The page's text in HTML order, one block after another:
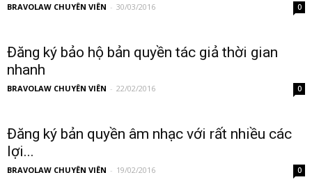
BRAVOLAW CHUYÊN VIÊN - 30/03/2016 0
Đăng ký bảo hộ bản quyền tác giả thời gian
nhanh
BRAVOLAW CHUYÊN VIÊN - 22/02/2016 0
Đăng ký bản quyền âm nhạc với rất nhiều các
lợi...
BRAVOLAW CHUYÊN VIÊN - 19/02/2016 0